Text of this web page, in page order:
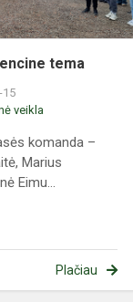
tema
15
veikla
komanda –
Marius
Eimu...
Plačiau